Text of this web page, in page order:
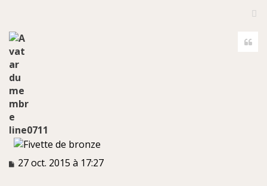
line0711
M
27 oct. 2015 à 17:27